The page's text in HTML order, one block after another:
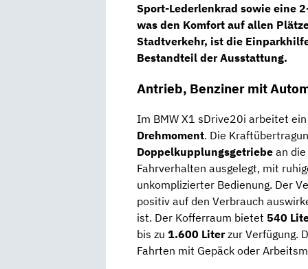
Sport-Lederlenkrad sowie eine
was den Komfort auf allen
Stadtverkehr, ist die
Bestandteil der Ausstattung.
Antrieb, Benziner mit
Im BMW X1 sDrive20i arbeitet
Drehmoment. Die
Doppelkupplungsgetriebe an
Fahrverhalten ausgelegt, mit
unkomplizierter Bedienung. Der
positiv auf den Verbrauch
ist. Der Kofferraum bietet 540
bis zu 1.600 Literzur Verfügung.
Fahrten mit Gepäck oder